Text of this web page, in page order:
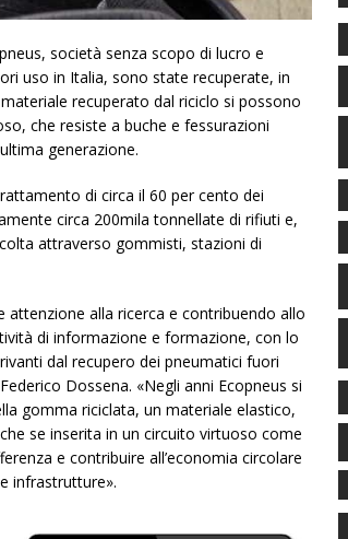
società senza scopo di lucro e
uso in Italia, sono state recuperate, in
recuperato dal riciclo si possono
che resiste a buche e fessurazioni
generazione.
di circa il 60 per cento dei
circa 200mila tonnellate di rifiuti e,
attraverso gommisti, stazioni di
attenzione alla ricerca e contribuendo allo
di informazione e formazione, con lo
dal recupero dei pneumatici fuori
Dossena. «Negli anni Ecopneus si
gomma riciclata, un materiale elastico,
se inserita in un circuito virtuoso come
e contribuire all’economia circolare
infrastrutture».